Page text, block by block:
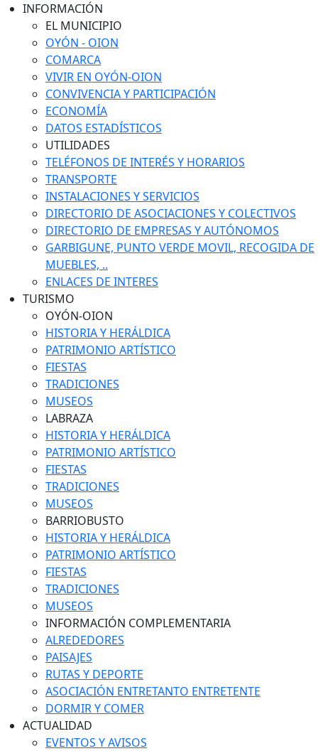
INFORMACIÓN
EL MUNICIPIO
OYÓN - OION
COMARCA
VIVIR EN OYÓN-OION
CONVIVENCIA Y PARTICIPACIÓN
ECONOMÍA
DATOS ESTADÍSTICOS
UTILIDADES
TELÉFONOS DE INTERÉS Y HORARIOS
TRANSPORTE
INSTALACIONES Y SERVICIOS
DIRECTORIO DE ASOCIACIONES Y COLECTIVOS
DIRECTORIO DE EMPRESAS Y AUTÓNOMOS
GARBIGUNE, PUNTO VERDE MOVIL, RECOGIDA DE
MUEBLES, ..
ENLACES DE INTERES
TURISMO
OYÓN-OION
HISTORIA Y HERÁLDICA
PATRIMONIO ARTÍSTICO
FIESTAS
TRADICIONES
MUSEOS
LABRAZA
HISTORIA Y HERÁLDICA
PATRIMONIO ARTÍSTICO
FIESTAS
TRADICIONES
MUSEOS
BARRIOBUSTO
HISTORIA Y HERÁLDICA
PATRIMONIO ARTÍSTICO
FIESTAS
TRADICIONES
MUSEOS
INFORMACIÓN COMPLEMENTARIA
ALREDEDORES
PAISAJES
RUTAS Y DEPORTE
ASOCIACIÓN ENTRETANTO ENTRETENTE
DORMIR Y COMER
ACTUALIDAD
EVENTOS Y AVISOS